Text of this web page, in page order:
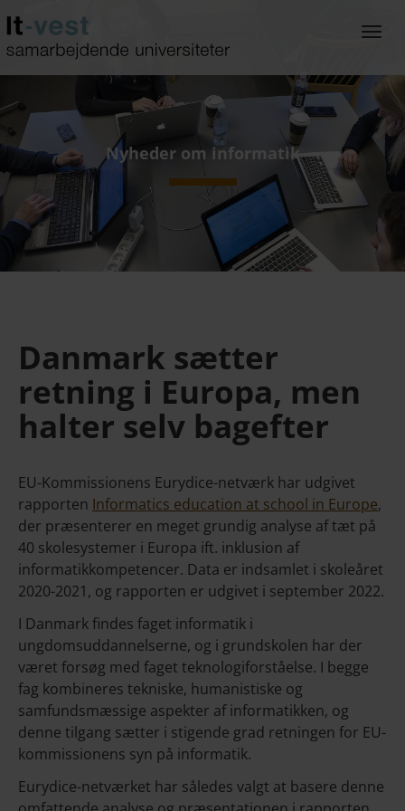
til
hoved-
indhold
Nyheder om informatik
Danmark sætter
retning i Europa, men
halter selv bagefter
EU-Kommissionens Eurydice-netværk har udgivet
rapporten Informatics education at school in Europe,
der præsenterer en meget grundig analyse af tæt på
40 skolesystemer i Europa ift. inklusion af
informatikkompetencer. Data er indsamlet i skoleåret
2020-2021, og rapporten er udgivet i september 2022.
I Danmark findes faget informatik i
ungdomsuddannelserne, og i grundskolen har der
været forsøg med faget teknologiforståelse. I begge
fag kombineres tekniske, humanistiske og
samfundsmæssige aspekter af informatikken, og
denne tilgang sætter i stigende grad retningen for EU-
kommissionens syn på informatik.
Eurydice-netværket har således valgt at basere denne